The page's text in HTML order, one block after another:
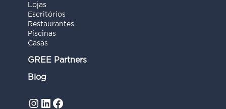
Lojas
Escritórios
Restaurantes
Piscinas
Casas
GREE Partners
Blog
Instagram
LinkedIn
Facebook